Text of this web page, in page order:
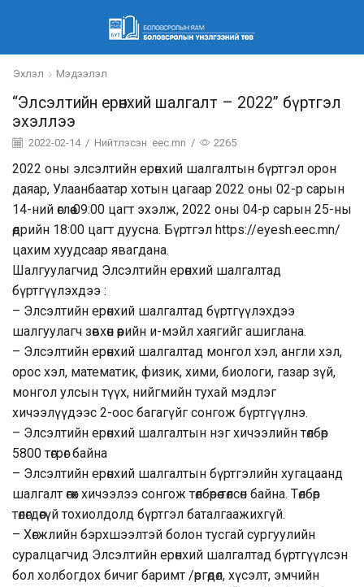
Эхлэл Мэдээлэл
“Элсэлтийн ерөнхий шалгалт – 2022” бүртгэл
эхэллээ
2022-02-14 / Нийтлэсэн eec.mn / 2265
2022 оны элсэлтийн ерөнхий шалгалтын бүртгэл орон
даяар, Улаанбаатар хотын цагаар 2022 оны 02-р сарын
14-ний өглөө 09:00 цагт эхэлж, 2022 оны 04-р сарын 25-ны
өдрийн 18:00 цагт дуусна. Бүртгэл https://eyesh.eec.mn/
цахим хуудсаар явагдана.
Шалгуулагчид Элсэлтийн ерөнхий шалгалтад
бүртгүүлэхдээ :
– Элсэлтийн ерөнхий шалгалтад бүртгүүлэхдээ
шалгуулагч зөвхөн өөрийн и-мэйл хаягийг ашиглана.
– Элсэлтийн ерөнхий шалгалтад монгол хэл, англи хэл,
орос хэл, математик, физик, хими, биологи, газар зүй,
монгол улсын түүх, нийгмийн тухай мэдлэг
хичээлүүдээс 2-оос багагүйг сонгож бүртгүүлнэ.
– Элсэлтийн ерөнхий шалгалтын нэг хичээлийн төлбөр
5800 төгрөг байна
– Элсэлтийн ерөнхий шалгалтын бүртгэлийн хугацаанд
шалгалт өгөх хичээлээ сонгож төлбөрөө төлсөн байна. Төлбөр
төлөгдөөгүй тохиолдолд бүртгэл баталгаажихгүй.
– Хөгжлийн бэрхшээлтэй болон тусгай сургуулийн
суралцагчид Элсэлтийн ерөнхий шалгалтад бүртгүүлсэн
бол холбогдох бичиг баримт /өргөдөл, хүсэлт, эмчийн